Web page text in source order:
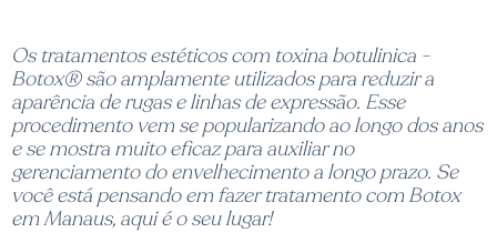
Os tratamentos estéticos com toxina botulinica -
Botox® são amplamente utilizados para reduzir a
aparência de rugas e linhas de expressão. Esse
procedimento vem se popularizando ao longo dos anos
e se mostra muito eficaz para auxiliar no
gerenciamento do envelhecimento a longo prazo. Se
você está pensando em fazer tratamento com Botox
em Manaus, aqui é o seu lugar!